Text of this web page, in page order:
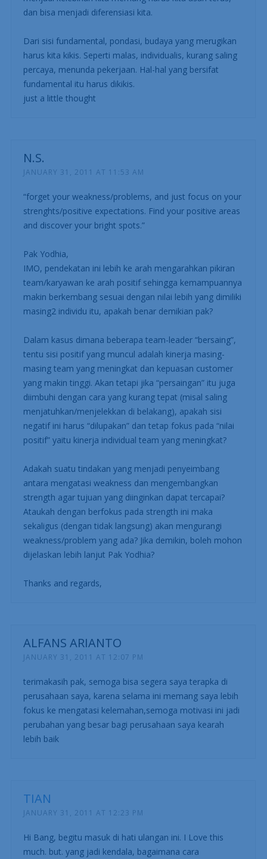
dan bisa menjadi diferensiasi kita.
Dari sisi fundamental, pondasi, budaya yang merugikan
harus kita kikis. Seperti malas, individualis, kurang saling
percaya, menunda pekerjaan. Hal-hal yang bersifat
fundamental itu harus dikikis.
just a little thought
N.S.
JANUARY 31, 2011 AT 11:53 AM
“forget your weakness/problems, and just focus on your
strenghts/positive expectations. Find your positive areas
and discover your bright spots.”
Pak Yodhia,
IMO, pendekatan ini lebih ke arah mengarahkan pikiran
team/karyawan ke arah positif sehingga kemampuannya
makin berkembang sesuai dengan nilai lebih yang dimiliki
masing2 individu itu, apakah benar demikian pak?
Dalam kasus dimana beberapa team-leader “bersaing”,
tentu sisi positif yang muncul adalah kinerja masing-
masing team yang meningkat dan kepuasan customer
yang makin tinggi. Akan tetapi jika “persaingan” itu juga
diimbuhi dengan cara yang kurang tepat (misal saling
menjatuhkan/menjelekkan di belakang), apakah sisi
negatif ini harus “dilupakan” dan tetap fokus pada “nilai
positif” yaitu kinerja individual team yang meningkat?
Adakah suatu tindakan yang menjadi penyeimbang
antara mengatasi weakness dan mengembangkan
strength agar tujuan yang diinginkan dapat tercapai?
Ataukah dengan berfokus pada strength ini maka
sekaligus (dengan tidak langsung) akan mengurangi
weakness/problem yang ada? Jika demikin, boleh mohon
dijelaskan lebih lanjut Pak Yodhia?
Thanks and regards,
ALFANS ARIANTO
JANUARY 31, 2011 AT 12:07 PM
terimakasih pak, semoga bisa segera saya terapka di
perusahaan saya, karena selama ini memang saya lebih
fokus ke mengatasi kelemahan,semoga motivasi ini jadi
perubahan yang besar bagi perusahaan saya kearah
lebih baik
TIAN
JANUARY 31, 2011 AT 12:23 PM
Hi Bang, begitu masuk di hati ulangan ini. I Love this
much. but. yang jadi kendala, bagaimana cara